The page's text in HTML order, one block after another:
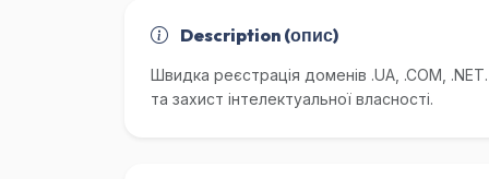
Description (опис)
Швидка реєстрація доменів .UA, .COM,
та захист інтелектуальної власності.